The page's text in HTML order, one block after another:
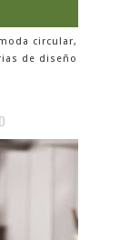
circular,
de diseño